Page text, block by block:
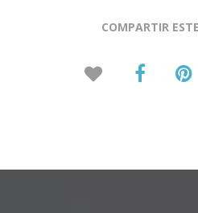
COMPARTIR